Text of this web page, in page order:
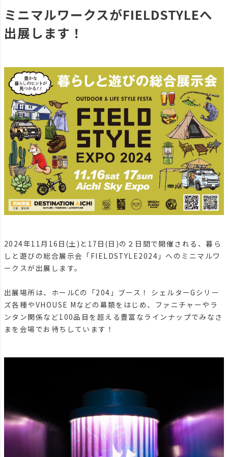
ミニマルワークスがFIELDSTYLEへ
出展します！
2024年11月16日(土)と17日(日)の２日間で開催される、暮ら
しと遊びの総合展示会「FIELDSTYLE2024」へのミニマルワ
ークスが出展します。
出展場所は、ホールCの「204」ブース！ シェルターGシリー
ズ各種やVHOUSE Mなどの幕類をはじめ、ファニチャーやラ
ンタン関係など100品目を超える豊富なラインナップでみなさ
まを会場でお待ちしています！